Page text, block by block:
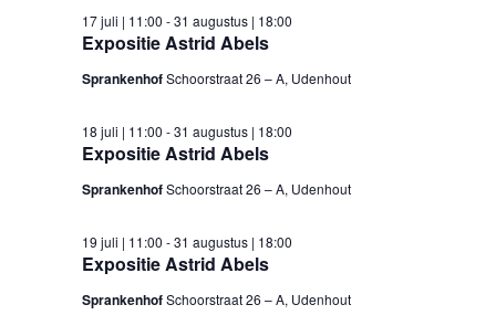
Expositie Astrid Abels
17 juli | 11:00 -31 augustus | 18:00
SprankenhofSchoorstraat 26 – A, Udenhout
Expositie Astrid Abels
18 juli | 11:00 -31 augustus | 18:00
SprankenhofSchoorstraat 26 – A, Udenhout
Expositie Astrid Abels
19 juli | 11:00 -31 augustus | 18:00
SprankenhofSchoorstraat 26 – A, Udenhout